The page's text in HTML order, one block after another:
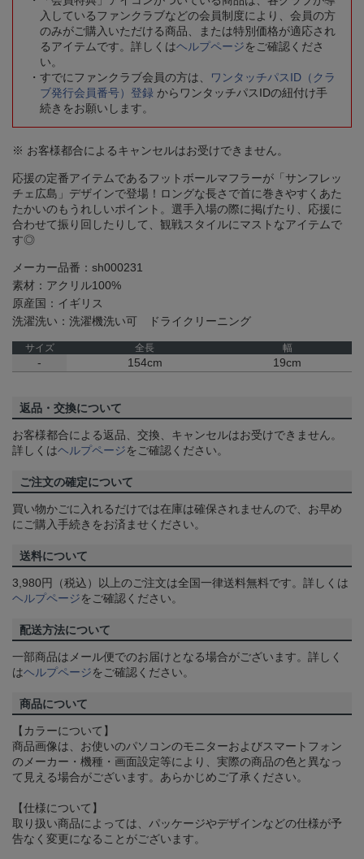
入しているファンクラブなどの会員制度により、会員の方
のみがご購入いただける商品、または特別価格が適応され
るアイテムです。詳しくはヘルプページをご確認くださ
い。
すでにファンクラブ会員の方は、
ワンタッチパスID（クラ
ブ発行会員番号）登録 からワンタッチパスIDの紐付け手
続きをお願いします。
※ お客様都合によるキャンセルはお受けできません。
応援の定番アイテムであるフットボールマフラーが「サンフレッ
チェ広島」デザインで登場！ロングな長さで首に巻きやすくあた
たかいのもうれしいポイント。選手入場の際に掲げたり、応援に
合わせて振り回したりして、観戦スタイルにマストなアイテムで
す◎
メーカー品番：sh000231
素材：アクリル100%
原産国：イギリス
洗濯洗い：洗濯機洗い可 ドライクリーニング
サイズ 全長 幅
- 154cm 19cm
返品・交換について
お客様都合による返品、交換、キャンセルはお受けできません。
詳しくはヘルプページをご確認ください。
ご注文の確定について
買い物かごに入れるだけでは在庫は確保されませんので、お早め
にご購入手続きをお済ませください。
送料について
3,980円（税込）以上のご注文は全国一律送料無料です。詳しくは
ヘルプページをご確認ください。
配送方法について
一部商品はメール便でのお届けとなる場合がございます。詳しく
はヘルプページをご確認ください。
商品について
【カラーについて】
商品画像は、お使いのパソコンのモニターおよびスマートフォン
のメーカー・機種・画面設定等により、実際の商品の色と異なっ
て見える場合がございます。あらかじめご了承ください。
【仕様について】
取り扱い商品によっては、パッケージやデザインなどの仕様が予
告なく変更になることがございます。